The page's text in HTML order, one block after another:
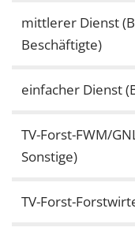
mittlerer Dienst
Beschäftigte)
einfacher Dienst
TV-Forst-FWM/
Sonstige)
TV-Forst-
Plattformen
diesen
YouTube
Vimeo